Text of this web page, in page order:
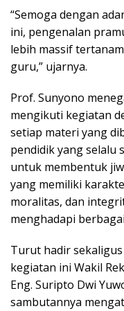
“Semoga dengan
ini, pengenalan
lebih massif
guru,” ujarnya.
Prof. Sunyono
mengikuti kegiatan
setiap materi yang
pendidik yang selalu
untuk membentuk
yang memiliki
moralitas, dan
menghadapi
Turut hadir
kegiatan ini Wakil
Eng. Suripto Dwi
sambutannya